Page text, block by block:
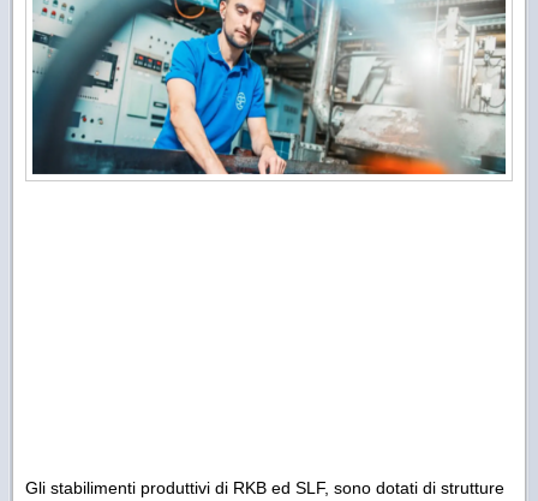
Gli stabilimenti produttivi di RKB ed SLF, sono dotati di strutture